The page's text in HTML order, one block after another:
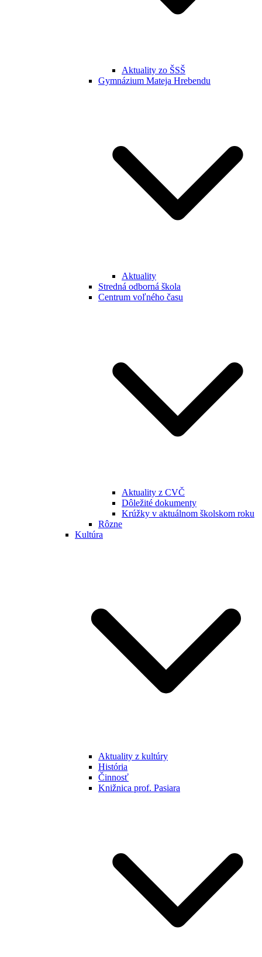
Aktuality zo ŠSŠ
Gymnázium Mateja Hrebendu
Aktuality
Stredná odborná škola
Centrum voľného času
Aktuality z CVČ
Dôležité dokumenty
Krúžky v aktuálnom školskom roku
Rôzne
Kultúra
Aktuality z kultúry
História
Činnosť
Knižnica prof. Pasiara